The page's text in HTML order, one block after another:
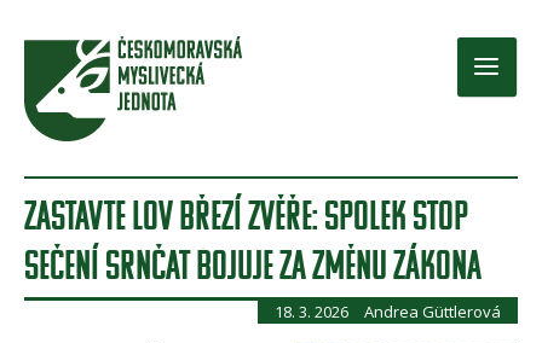
Main
ZASTAVTE LOV BŘEZÍ ZVĚŘE: SPOLEK STOP
SEČENÍ SRNČAT BOJUJE ZA ZMĚNU ZÁKONA
18. 3. 2026 Andrea Güttlerová